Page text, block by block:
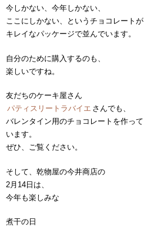
今しかない、今年しかない、
ここにしかない、というチョコレートが
キレイなパッケージで並んでいます。
自分のために購入するのも、
楽しいですね。
友だちのケーキ屋さん
パティスリートラバイエ さんでも、
バレンタイン用のチョコレートを作って
います。
ぜひ、ご覧ください。
そして、乾物屋の今井商店の
2月14日は、
今年も楽しみな
煮干の日